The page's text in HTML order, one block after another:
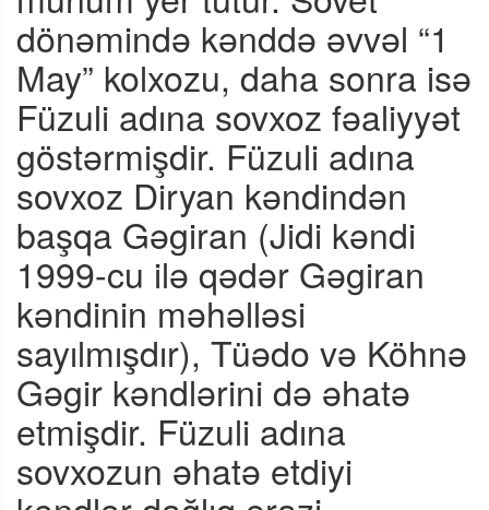
dönəmində kənddə əvvəl “1
May” kolxozu, daha sonra isə
Füzuli adına sovxoz fəaliyyət
göstərmişdir. Füzuli adına
sovxoz Diryan kəndindən
başqa Gəgiran (Jidi kəndi
1999-cu ilə qədər Gəgiran
kəndinin məhəlləsi
sayılmışdır), Tüədo və Köhnə
Gəgir kəndlərini də əhatə
etmişdir. Füzuli adına
sovxozun əhatə etdiyi